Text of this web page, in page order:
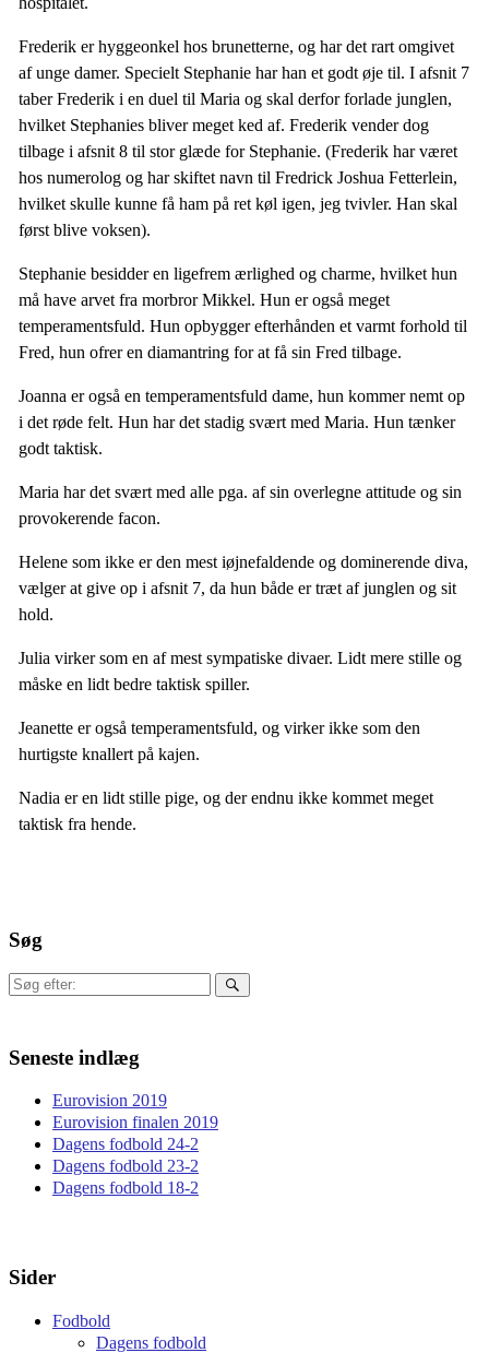
Frederik er hyggeonkel hos brunetterne, og har det rart omgivet
af unge damer. Specielt Stephanie har han et godt øje til. I afsnit 7
taber Frederik i en duel til Maria og skal derfor forlade junglen,
hvilket Stephanies bliver meget ked af. Frederik vender dog
tilbage i afsnit 8 til stor glæde for Stephanie. (Frederik har været
hos numerolog og har skiftet navn til Fredrick Joshua Fetterlein,
hvilket skulle kunne få ham på ret køl igen, jeg tvivler. Han skal
først blive voksen).
Stephanie besidder en ligefrem ærlighed og charme, hvilket hun
må have arvet fra morbror Mikkel. Hun er også meget
temperamentsfuld. Hun opbygger efterhånden et varmt forhold til
Fred, hun ofrer en diamantring for at få sin Fred tilbage.
Joanna er også en temperamentsfuld dame, hun kommer nemt op
i det røde felt. Hun har det stadig svært med Maria. Hun tænker
godt taktisk.
Maria har det svært med alle pga. af sin overlegne attitude og sin
provokerende facon.
Helene som ikke er den mest iøjnefaldende og dominerende diva,
vælger at give op i afsnit 7, da hun både er træt af junglen og sit
hold.
Julia virker som en af mest sympatiske divaer. Lidt mere stille og
måske en lidt bedre taktisk spiller.
Jeanette er også temperamentsfuld, og virker ikke som den
hurtigste knallert på kajen.
Nadia er en lidt stille pige, og der endnu ikke kommet meget
taktisk fra hende.
Søg
Søg
Seneste indlæg
Eurovision 2019
Eurovision finalen 2019
Dagens fodbold 24-2
Dagens fodbold 23-2
Dagens fodbold 18-2
Sider
Fodbold
Dagens fodbold